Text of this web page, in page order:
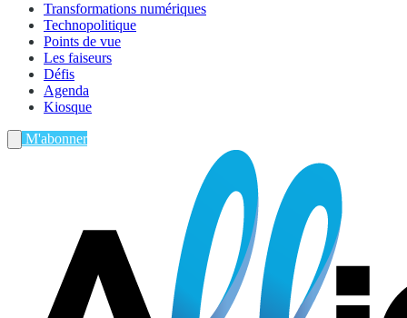
Transformations numériques
Technopolitique
Points de vue
Les faiseurs
Défis
Agenda
Kiosque
M'abonner